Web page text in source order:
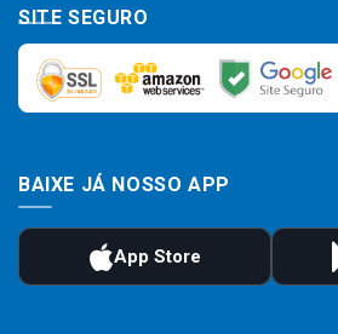
SITE SEGURO
BAIXE JÁ NOSSO APP